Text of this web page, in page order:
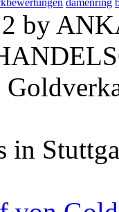
damenring
by
in